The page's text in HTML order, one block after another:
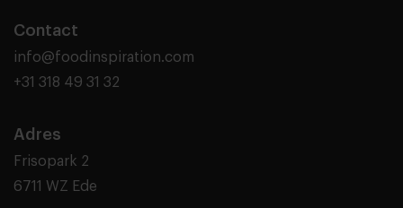
Contact
info@foodinspiration.com
+31 318 49 31 32
Adres
Frisopark 2
6711 WZ Ede